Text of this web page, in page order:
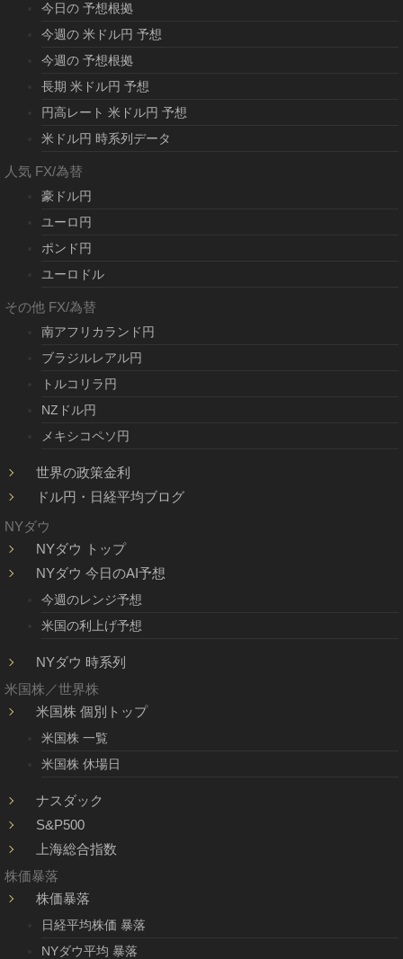
今日の 予想根拠
今週の 米ドル円 予想
今週の 予想根拠
長期 米ドル円 予想
円高レート 米ドル円 予想
米ドル円 時系列データ
人気 FX/為替
豪ドル円
ユーロ円
ポンド円
ユーロドル
その他 FX/為替
南アフリカランド円
ブラジルレアル円
トルコリラ円
NZドル円
メキシコペソ円
世界の政策金利
ドル円・日経平均ブログ
NYダウ
NYダウ トップ
NYダウ 今日のAI予想
今週のレンジ予想
米国の利上げ予想
NYダウ 時系列
米国株／世界株
米国株 個別トップ
米国株 一覧
米国株 休場日
ナスダック
S&P500
上海総合指数
株価暴落
株価暴落
日経平均株価 暴落
NYダウ平均 暴落